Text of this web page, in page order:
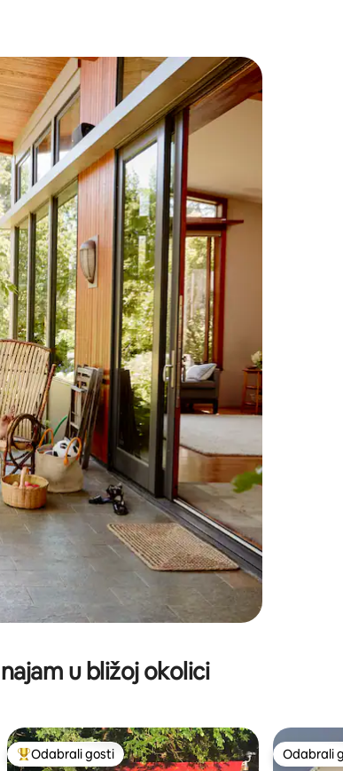
i prema dolje, kao i dodirom ili prelaskom prstom po
u bližoj okolici
gosti”
Među najviše rangiranima s oznakom „Odabrali gosti”
Odabrali gosti Odabrali
Odabrali